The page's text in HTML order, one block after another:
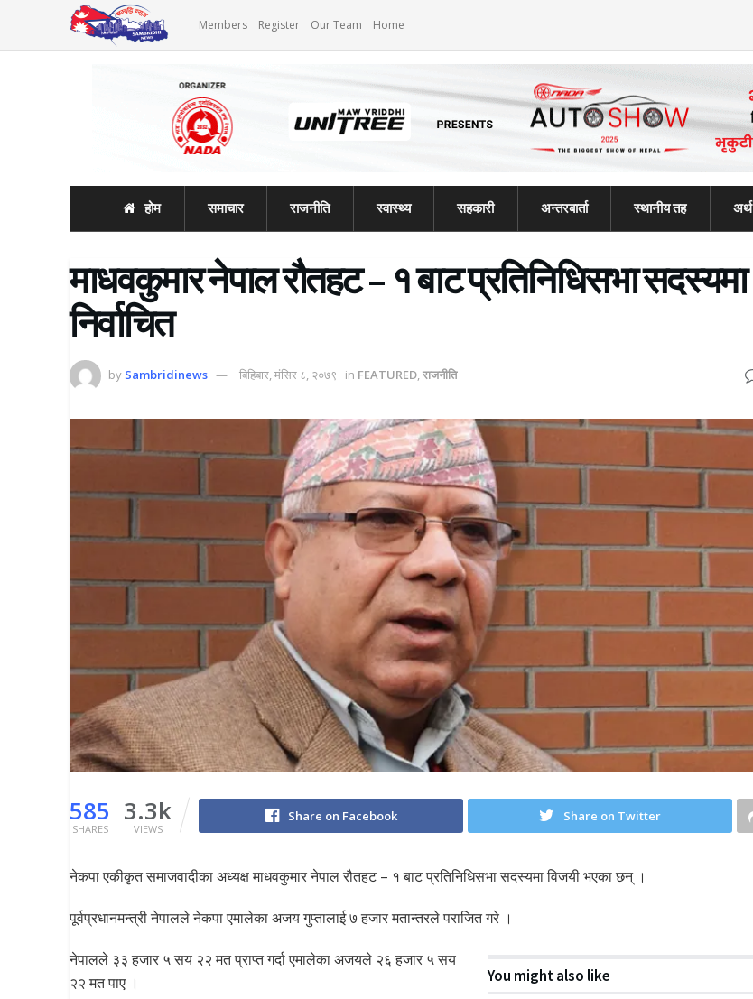
Members Register Our Team Home
होम समाचार राजनीति स्वास्थ्य सहकारी अन्तरबार्ता स्थानीय तह अर्थ
माधवकुमार नेपाल रौतहट – १ बाट प्रतिनिधिसभा सदस्यमा
निर्वाचित
by Sambridinews बिहिबार, मंसिर ८, २०७९ in FEATURED,राजनीति
585
SHARES
3.3k
VIEWS
Share on Facebook Share on Twitter
नेकपा एकीकृत समाजवादीका अध्यक्ष माधवकुमार नेपाल रौतहट – १ बाट प्रतिनिधिसभा सदस्यमा विजयी भएका छन् ।
पूर्वप्रधानमन्त्री नेपालले नेकपा एमालेका अजय गुप्तालाई ७ हजार मतान्तरले पराजित गरे ।
You might also like
नेपालले ३३ हजार ५ सय २२ मत प्राप्त गर्दा एमालेका अजयले २६ हजार ५ सय
२२ मत पाए ।